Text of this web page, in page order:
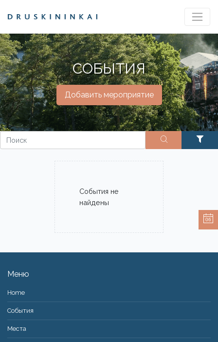
СОБЫТИЯ
Добавить мероприятие
События не
найдены
Меню
Home
События
Места
06